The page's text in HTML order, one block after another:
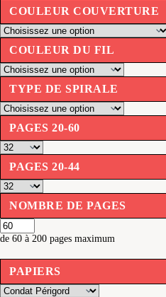
COULEUR COUVERTURE
COULEUR DU FIL
TYPE DE SPIRALE
PAGES 20-60
PAGES 20-44
NOMBRE DE PAGES
de 60 à 200 pages maximum
PAPIERS